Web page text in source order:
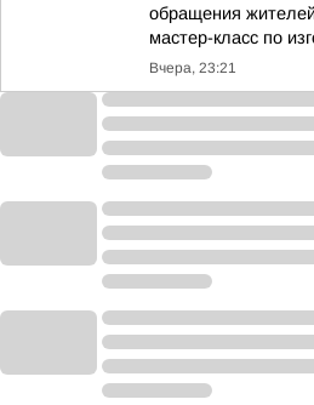
обращения
мастер-класс по
Вчера, 23:21